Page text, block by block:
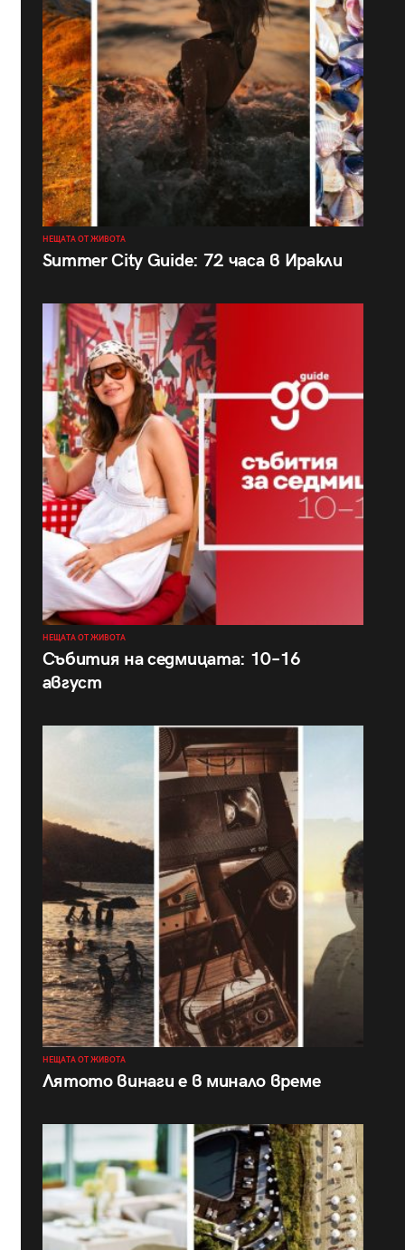
НЕЩАТА ОТ ЖИВОТА
Summer City Guide: 72 часа в Иракли
НЕЩАТА ОТ ЖИВОТА
Събития на седмицата: 10–16
август
НЕЩАТА ОТ ЖИВОТА
Лятото винаги е в минало време